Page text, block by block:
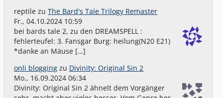
reptile zuThe Bard's Tale Trilogy Remaster
Fr., 04.10.2024 10:59
bei bards tale 2, zu den DREAMSPELL :
fehlerteufel: 3. Fansgar Burg: heilung(N20 E21)
*danke an Mäuse […]
onli blogging zu Divinity: Original Sin 2
Mo., 16.09.2024 06:34
Divinity: Original Sin 2 ähnelt dem Vorgänger